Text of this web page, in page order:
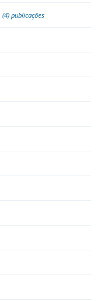
(4) publicações